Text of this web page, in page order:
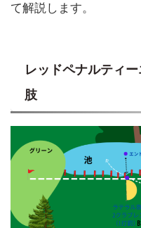
て解説します。
レッドペナルティ
肢